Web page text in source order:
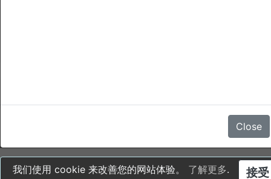
Close
接受
我们使用 cookie 来改善您的网站体验。 了解更多.